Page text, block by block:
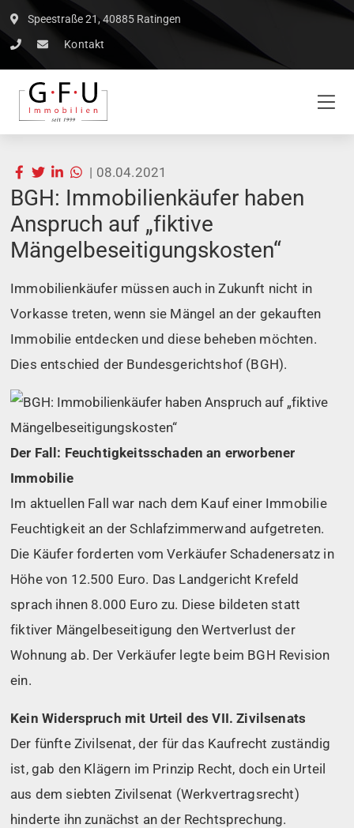
Speestraße 21, 40885 Ratingen
Kontakt
| 08.04.2021
BGH: Immobilienkäufer haben
Anspruch auf „fiktive
Mängelbeseitigungskosten“
Immobilienkäufer müssen auch in Zukunft nicht in
Vorkasse treten, wenn sie Mängel an der gekauften
Immobilie entdecken und diese beheben möchten.
Dies entschied der Bundesgerichtshof (BGH).
Der Fall: Feuchtigkeitsschaden an erworbener
Immobilie
Im aktuellen Fall war nach dem Kauf einer Immobilie
Feuchtigkeit an der Schlafzimmerwand aufgetreten.
Die Käufer forderten vom Verkäufer Schadenersatz in
Höhe von 12.500 Euro. Das Landgericht Krefeld
sprach ihnen 8.000 Euro zu. Diese bildeten statt
fiktiver Mängelbeseitigung den Wertverlust der
Wohnung ab. Der Verkäufer legte beim BGH Revision
ein.
Kein Widerspruch mit Urteil des VII. Zivilsenats
Der fünfte Zivilsenat, der für das Kaufrecht zuständig
ist, gab den Klägern im Prinzip Recht, doch ein Urteil
aus dem siebten Zivilsenat (Werkvertragsrecht)
hinderte ihn zunächst an der Rechtsprechung.